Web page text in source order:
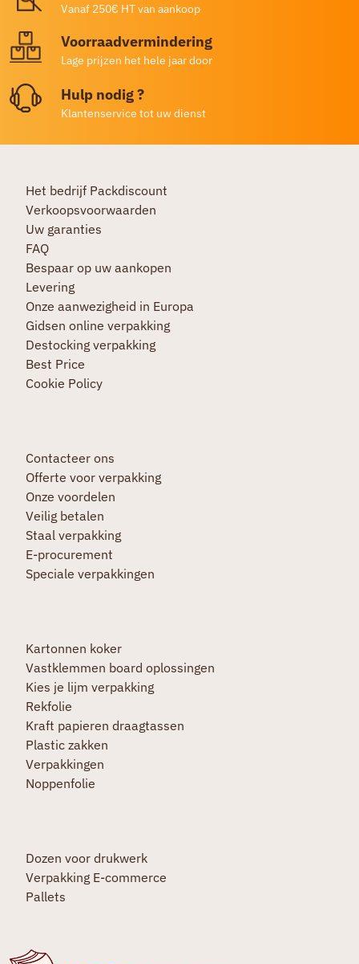
Vanaf 250€ HT van aankoop
Voorraadvermindering
Lage prijzen het hele jaar door
Hulp nodig ?
Klantenservice tot uw dienst
Het bedrijf Packdiscount
Verkoopsvoorwaarden
Uw garanties
FAQ
Bespaar op uw aankopen
Levering
Onze aanwezigheid in Europa
Gidsen online verpakking
Destocking verpakking
Best Price
Cookie Policy
Contacteer ons
Offerte voor verpakking
Onze voordelen
Veilig betalen
Staal verpakking
E-procurement
Speciale verpakkingen
Kartonnen koker
Vastklemmen board oplossingen
Kies je lijm verpakking
Rekfolie
Kraft papieren draagtassen
Plastic zakken
Verpakkingen
Noppenfolie
Dozen voor drukwerk
Verpakking E-commerce
Pallets